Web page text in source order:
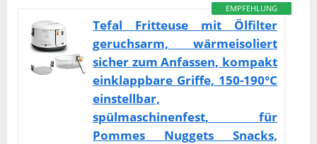
EMPFEHLUNG
Tefal Fritteuse mit Ölfilter
geruchsarm, wärmeisoliert
sicher zum Anfassen, kompakt
einklappbare Griffe, 150-190°C
einstellbar,
spülmaschinenfest, für
Pommes Nuggets Snacks,